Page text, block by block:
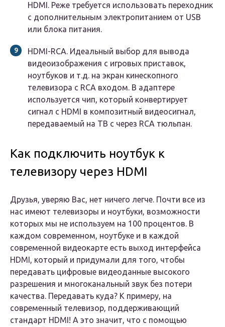
HDMI. Реже требуется использовать переходник
с дополнительным электропитанием от USB
или блока питания.
HDMI-RCA. Идеальный выбор для вывода
видеоизображения с игровых приставок,
ноутбуков и т.д. на экран кинескопного
телевизора с RCA входом. В адаптере
используется чип, который конвертирует
сигнал с HDMI в композитный видеосигнал,
передаваемый на ТВ с через RCA тюльпан.
Как подключить ноутбук к
телевизору через HDMI
Друзья, уверяю Вас, нет ничего легче. Почти все из
нас имеют телевизоры и ноутбуки, возможности
которых мы не используем на 100 процентов. В
каждом современном, ноутбуке и в каждой
современной видеокарте есть выход интерфейса
HDMI, который и придумали для того, чтобы
передавать цифровые видеоданные высокого
разрешения и многоканальный звук без потери
качества. Передавать куда? К примеру, на
современный телевизор, поддерживающий
стандарт HDMI! А это значит, что с помощью